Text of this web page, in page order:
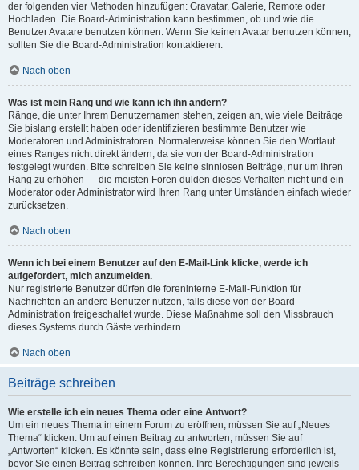
der folgenden vier Methoden hinzufügen: Gravatar, Galerie, Remote oder
Hochladen. Die Board-Administration kann bestimmen, ob und wie die
Benutzer Avatare benutzen können. Wenn Sie keinen Avatar benutzen können,
sollten Sie die Board-Administration kontaktieren.
Nach oben
Was ist mein Rang und wie kann ich ihn ändern?
Ränge, die unter Ihrem Benutzernamen stehen, zeigen an, wie viele Beiträge
Sie bislang erstellt haben oder identifizieren bestimmte Benutzer wie
Moderatoren und Administratoren. Normalerweise können Sie den Wortlaut
eines Ranges nicht direkt ändern, da sie von der Board-Administration
festgelegt wurden. Bitte schreiben Sie keine sinnlosen Beiträge, nur um Ihren
Rang zu erhöhen — die meisten Foren dulden dieses Verhalten nicht und ein
Moderator oder Administrator wird Ihren Rang unter Umständen einfach wieder
zurücksetzen.
Nach oben
Wenn ich bei einem Benutzer auf den E-Mail-Link klicke, werde ich
aufgefordert, mich anzumelden.
Nur registrierte Benutzer dürfen die foreninterne E-Mail-Funktion für
Nachrichten an andere Benutzer nutzen, falls diese von der Board-
Administration freigeschaltet wurde. Diese Maßnahme soll den Missbrauch
dieses Systems durch Gäste verhindern.
Nach oben
Beiträge schreiben
Wie erstelle ich ein neues Thema oder eine Antwort?
Um ein neues Thema in einem Forum zu eröffnen, müssen Sie auf „Neues
Thema“ klicken. Um auf einen Beitrag zu antworten, müssen Sie auf
„Antworten“ klicken. Es könnte sein, dass eine Registrierung erforderlich ist,
bevor Sie einen Beitrag schreiben können. Ihre Berechtigungen sind jeweils